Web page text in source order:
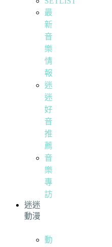
最
新
音
樂
情
報
迷
迷
好
音
推
薦
音
樂
專
訪
迷迷
動漫
動